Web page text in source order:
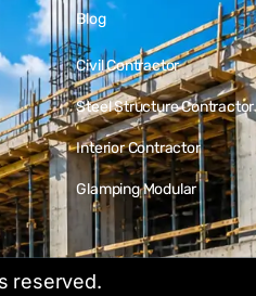
Blog
Civil Contractor
Steel Structure Contractor
Interior Contractor
Glamping Modular
reserved.